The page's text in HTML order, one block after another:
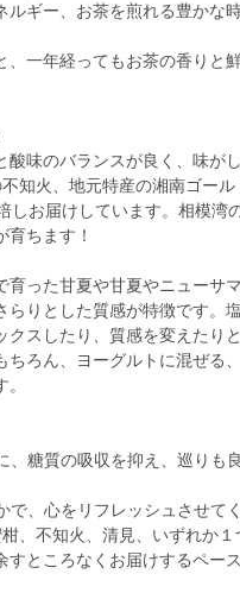
ギー、お茶を煎れる豊かな
一年経ってもお茶の香りと
酸味のバランスが良く、味が
知火、地元特産の湘南ゴー
しお届けしています。相模湾
ちます！
育った甘夏や甘夏やニューサ
らりとした質感が特徴です。
クスしたり、質感を変えたり
ちろん、ヨーグルトに混ぜる
糖質の吸収を抑え、巡りも
、心をリフレッシュさせてく
、不知火、清見、いずれか１
ところなくお届けするペース